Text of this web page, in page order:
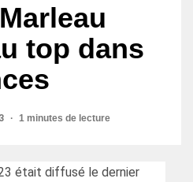
top dans
1 minutes de lecture
était diffusé le dernier